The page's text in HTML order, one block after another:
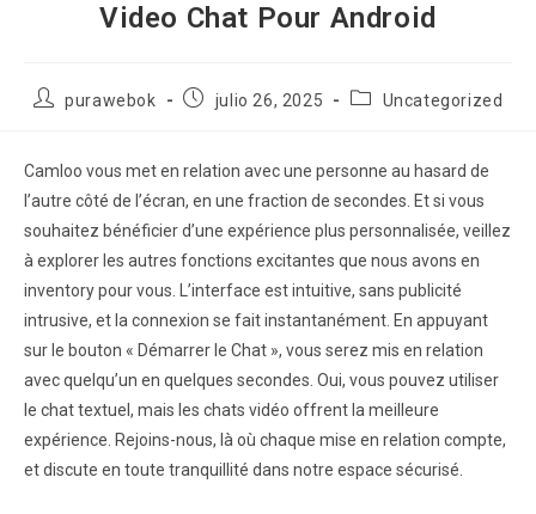
Video Chat Pour Android
purawebok julio 26, 2025 Uncategorized
Camloo vous met en relation avec une personne au hasard de
l’autre côté de l’écran, en une fraction de secondes. Et si vous
souhaitez bénéficier d’une expérience plus personnalisée, veillez
à explorer les autres fonctions excitantes que nous avons en
inventory pour vous. L’interface est intuitive, sans publicité
intrusive, et la connexion se fait instantanément. En appuyant
sur le bouton « Démarrer le Chat », vous serez mis en relation
avec quelqu’un en quelques secondes. Oui, vous pouvez utiliser
le chat textuel, mais les chats vidéo offrent la meilleure
expérience. Rejoins-nous, là où chaque mise en relation compte,
et discute en toute tranquillité dans notre espace sécurisé.